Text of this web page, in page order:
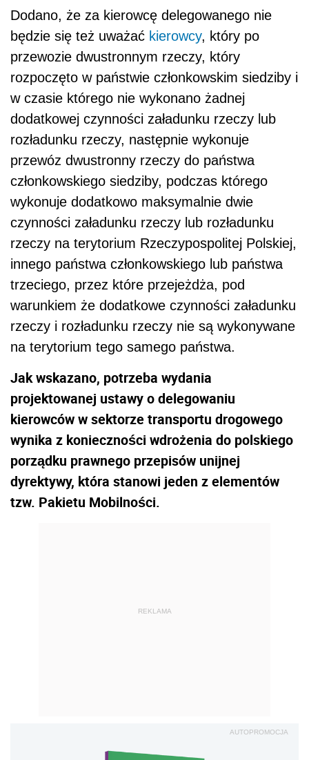
Dodano, że za kierowcę delegowanego nie
będzie się też uważać kierowcy, który po
przewozie dwustronnym rzeczy, który
rozpoczęto w państwie członkowskim siedziby i
w czasie którego nie wykonano żadnej
dodatkowej czynności załadunku rzeczy lub
rozładunku rzeczy, następnie wykonuje
przewóz dwustronny rzeczy do państwa
członkowskiego siedziby, podczas którego
wykonuje dodatkowo maksymalnie dwie
czynności załadunku rzeczy lub rozładunku
rzeczy na terytorium Rzeczypospolitej Polskiej,
innego państwa członkowskiego lub państwa
trzeciego, przez które przejeżdża, pod
warunkiem że dodatkowe czynności załadunku
rzeczy i rozładunku rzeczy nie są wykonywane
na terytorium tego samego państwa.
Jak wskazano, potrzeba wydania
projektowanej ustawy o delegowaniu
kierowców w sektorze transportu drogowego
wynika z konieczności wdrożenia do polskiego
porządku prawnego przepisów unijnej
dyrektywy, która stanowi jeden z elementów
tzw. Pakietu Mobilności.
REKLAMA
AUTOPROMOCJA